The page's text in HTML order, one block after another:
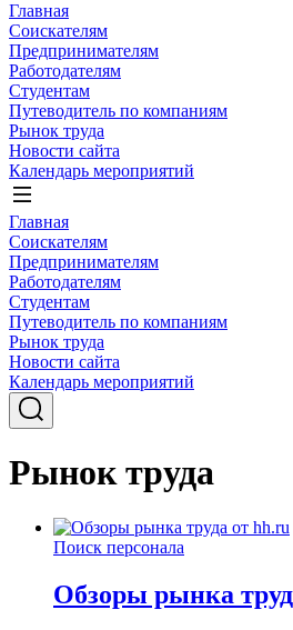
Главная
Соискателям
Предпринимателям
Работодателям
Студентам
Путеводитель по компаниям
Рынок труда
Новости сайта
Календарь мероприятий
Главная
Соискателям
Предпринимателям
Работодателям
Студентам
Путеводитель по компаниям
Рынок труда
Новости сайта
Календарь мероприятий
Рынок труда
Поиск персонала
Обзоры рынка